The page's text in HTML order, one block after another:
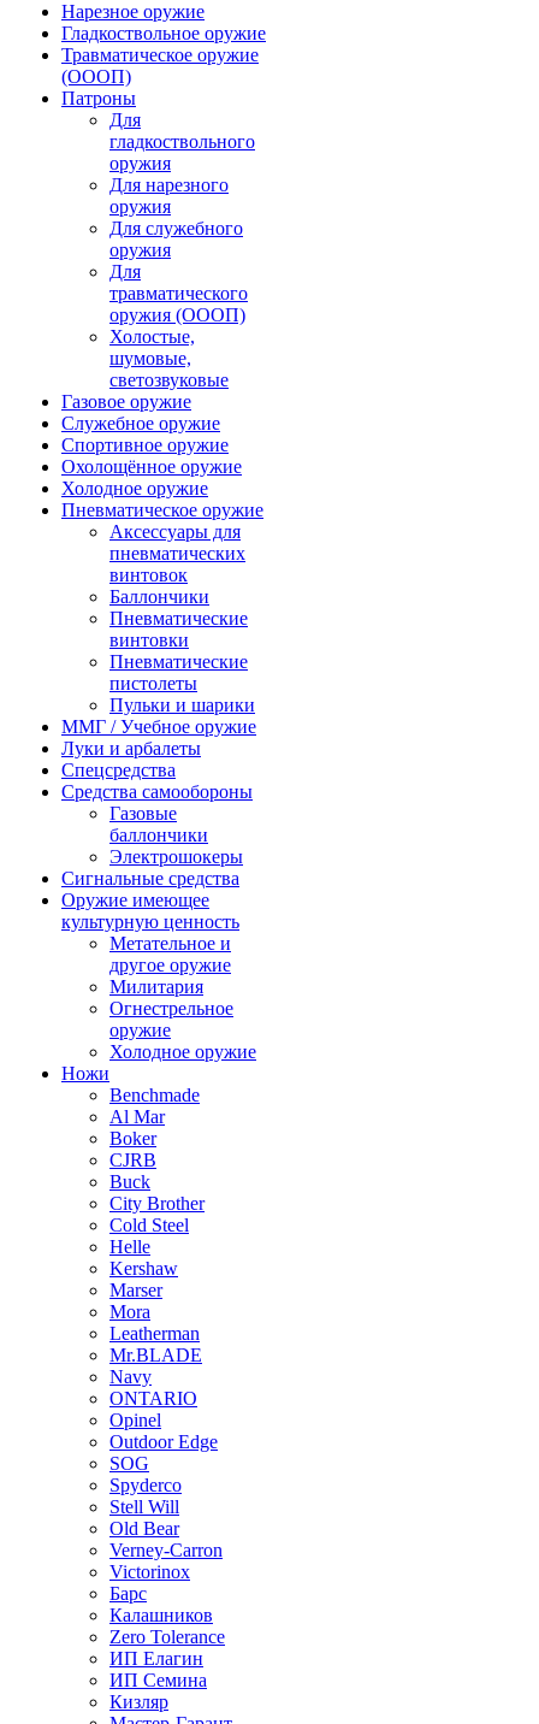
Нарезное оружие
Гладкоствольное оружие
Травматическое оружие
(ОООП)
Патроны
Для
гладкоствольного
оружия
Для нарезного
оружия
Для служебного
оружия
Для
травматического
оружия (ОООП)
Холостые,
шумовые,
светозвуковые
Газовое оружие
Служебное оружие
Спортивное оружие
Охолощённое оружие
Холодное оружие
Пневматическое оружие
Аксессуары для
пневматических
винтовок
Баллончики
Пневматические
винтовки
Пневматические
пистолеты
Пульки и шарики
ММГ / Учебное оружие
Луки и арбалеты
Спецсредства
Средства самообороны
Газовые
баллончики
Электрошокеры
Сигнальные средства
Оружие имеющее
культурную ценность
Метательное и
другое оружие
Милитария
Огнестрельное
оружие
Холодное оружие
Ножи
Benchmade
Al Mar
Boker
CJRB
Buck
City Brother
Cold Steel
Helle
Kershaw
Marser
Mora
Leatherman
Mr.BLADE
Navy
ONTARIO
Opinel
Outdoor Edge
SOG
Spyderco
Stell Will
Old Bear
Verney-Carron
Victorinox
Барс
Калашников
Zero Tolerance
ИП Елагин
ИП Семина
Кизляр